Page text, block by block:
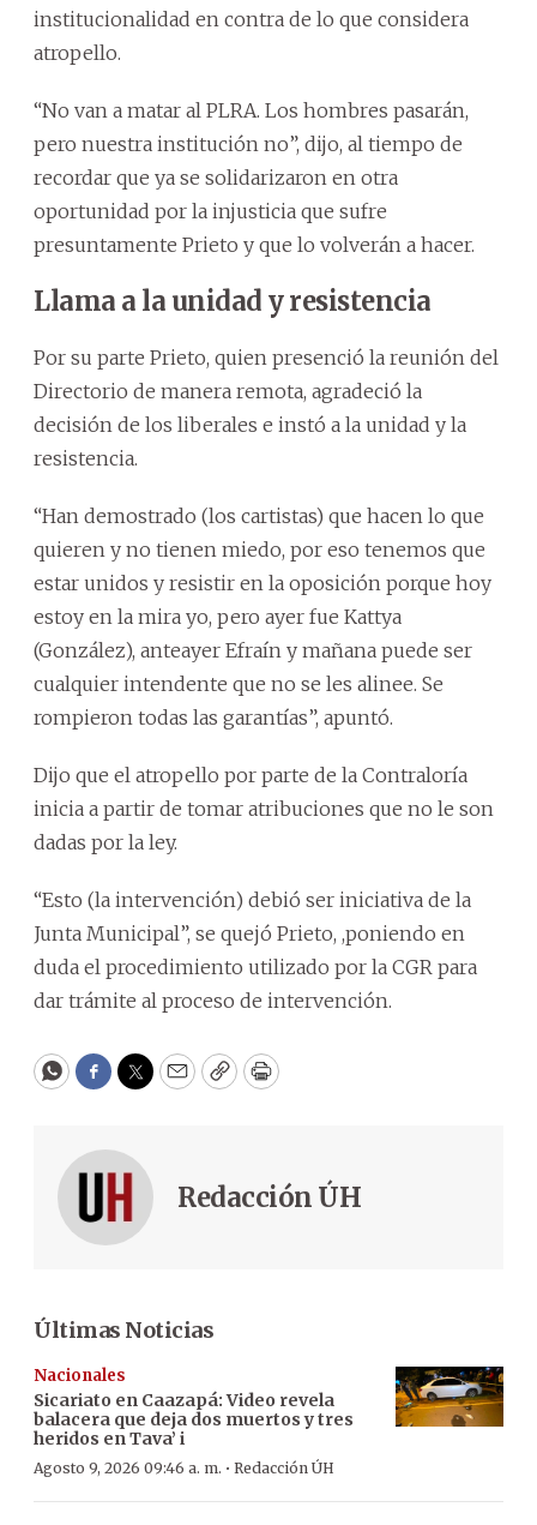
institucionalidad en contra de lo que considera
atropello.
“No van a matar al PLRA. Los hombres pasarán,
pero nuestra institución no”, dijo, al tiempo de
recordar que ya se solidarizaron en otra
oportunidad por la injusticia que sufre
presuntamente Prieto y que lo volverán a hacer.
Llama a la unidad y resistencia
Por su parte Prieto, quien presenció la reunión del
Directorio de manera remota, agradeció la
decisión de los liberales e instó a la unidad y la
resistencia.
“Han demostrado (los cartistas) que hacen lo que
quieren y no tienen miedo, por eso tenemos que
estar unidos y resistir en la oposición porque hoy
estoy en la mira yo, pero ayer fue Kattya
(González), anteayer Efraín y mañana puede ser
cualquier intendente que no se les alinee. Se
rompieron todas las garantías”, apuntó.
Dijo que el atropello por parte de la Contraloría
inicia a partir de tomar atribuciones que no le son
dadas por la ley.
“Esto (la intervención) debió ser iniciativa de la
Junta Municipal”, se quejó Prieto, ,poniendo en
duda el procedimiento utilizado por la CGR para
dar trámite al proceso de intervención.
WhatsApp
Facebook
Twitter
EmailCopyPrint
Redacción ÚH
Últimas Noticias
Nacionales
Sicariato en Caazapá: Video revela
balacera que deja dos muertos y tres
heridos en Tava’ i
Agosto 9, 2026 09:46 a. m. · Redacción ÚH